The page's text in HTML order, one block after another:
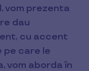
vom prezenta
dau
cu accent
pe care le
vom aborda în